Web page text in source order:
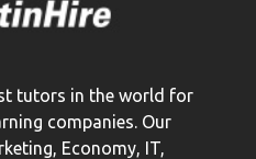
tutors in the world for
companies. Our
Economy, IT,